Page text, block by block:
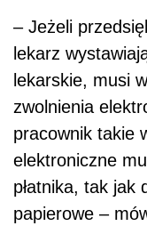
– Jeżeli
lekarz
lekarskie, musi
zwolnienia
pracownik takie
elektroniczne
płatnika, tak jak
papierowe –